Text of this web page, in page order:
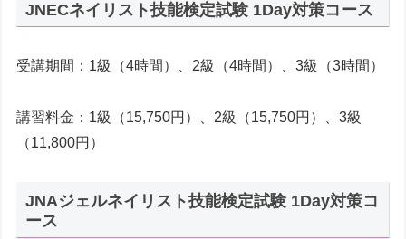
JNECネイリスト技能検定試験 1Day対策コース
受講期間：1級（4時間）、2級（4時間）、3級（3時間）
講習料金：1級（15,750円）、2級（15,750円）、3級
（11,800円）
JNAジェルネイリスト技能検定試験 1Day対策コ
ース